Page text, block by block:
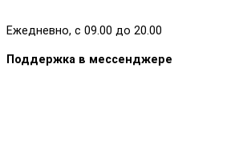
Ежедневно, с 09.00 до 20.00
Поддержка в мессенджере